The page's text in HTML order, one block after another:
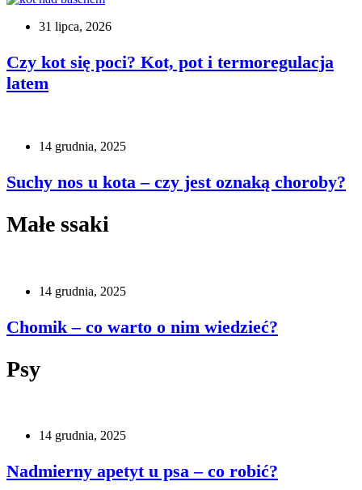
31 lipca, 2026
Czy kot się poci? Kot, pot i termoregulacja
latem
14 grudnia, 2025
Suchy nos u kota – czy jest oznaką choroby?
Małe ssaki
14 grudnia, 2025
Chomik – co warto o nim wiedzieć?
Psy
14 grudnia, 2025
Nadmierny apetyt u psa – co robić?